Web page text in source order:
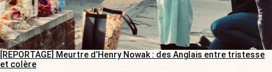
[REPORTAGE] Meurtre d’Henry Nowak : des Anglais entre tristesse
et colère